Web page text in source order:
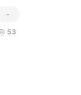
53